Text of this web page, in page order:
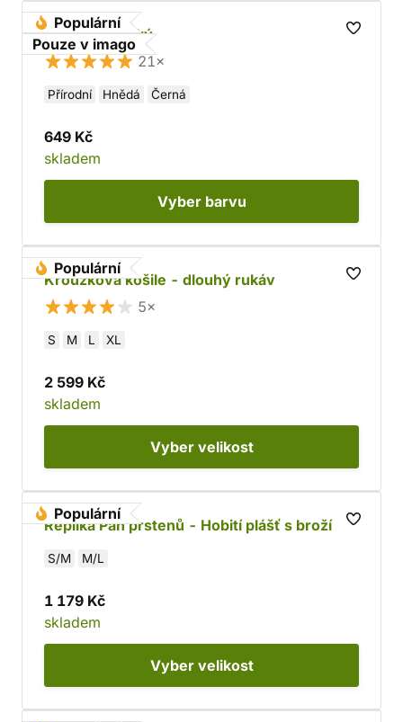
Populární
Pouze v imago
Opasek gotický
21×
Přírodní Hnědá Černá
649 Kč
skladem
Vyber barvu
Populární
Kroužková košile - dlouhý rukáv
5×
S M L XL
2 599 Kč
skladem
Vyber velikost
Populární
Replika Pán prstenů - Hobití plášť s broží
S/M M/L
1 179 Kč
skladem
Vyber velikost